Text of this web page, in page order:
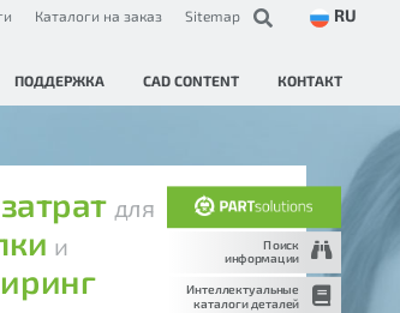
Каталоги на заказ Sitemap RU
ПОДДЕРЖКА CAD CONTENT КОНТАКТ
Поиск
информации
Интеллектуальные
каталоги деталей
для
и